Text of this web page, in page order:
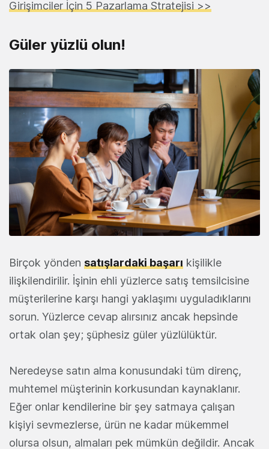
Girişimciler İçin 5 Pazarlama Stratejisi >>
Güler yüzlü olun!
Birçok yönden satışlardaki başarı kişilikle
ilişkilendirilir. İşinin ehli yüzlerce satış temsilcisine
müşterilerine karşı hangi yaklaşımı uyguladıklarını
sorun. Yüzlerce cevap alırsınız ancak hepsinde
ortak olan şey; şüphesiz güler yüzlülüktür.
Neredeyse satın alma konusundaki tüm direnç,
muhtemel müşterinin korkusundan kaynaklanır.
Eğer onlar kendilerine bir şey satmaya çalışan
kişiyi sevmezlerse, ürün ne kadar mükemmel
olursa olsun, almaları pek mümkün değildir. Ancak